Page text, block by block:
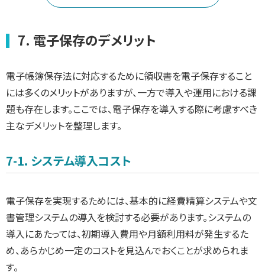
7. 電子保存のデメリット
電子帳簿保存法に対応するために領収書を電子保存すること
には多くのメリットがありますが、一方で導入や運用における課
題も存在します。ここでは、電子保存を導入する際に考慮すべき
主なデメリットを整理します。
7-1. システム導入コスト
電子保存を実現するためには、基本的に経費精算システムや文
書管理システムの導入を検討する必要があります。システムの
導入にあたっては、初期導入費用や月額利用料が発生するた
め、あらかじめ一定のコストを見込んでおくことが求められま
す。